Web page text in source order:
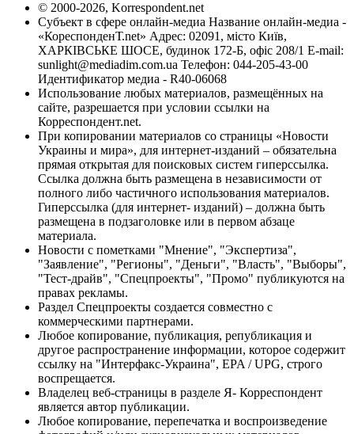
© 2000-2026, Korrespondent.net
Субъект в сфере онлайн-медиа Название онлайн-медиа -
«КореспонденТ.net» Адрес: 02091, місто Київ,
ХАРКІВСЬКЕ ШОСЕ, будинок 172-Б, офіс 208/1 E-mail:
sunlight@mediadim.com.ua Телефон: 044-205-43-00
Идентификатор медиа - R40-06068
Использование любых материалов, размещённых на
сайте, разрешается при условии ссылки на
Корреспондент.net.
При копировании материалов со страницы «Новости
Украины и мира», для интернет-изданий – обязательна
прямая открытая для поисковых систем гиперссылка.
Ссылка должна быть размещена в независимости от
полного либо частичного использования материалов.
Гиперссылка (для интернет- изданий) – должна быть
размещена в подзаголовке или в первом абзаце
материала.
Новости с пометками "Мнение", "Экспертиза",
"Заявление", "Регионы", "Деньги", "Власть", "Выборы",
"Тест-драйв", "Спецпроекты", "Промо" публикуются на
правах рекламы.
Раздел Спецпроекты создается совместно с
коммерческими партнерами.
Любое копирование, публикация, републикация и
другое распространение информации, которое содержит
ссылку на "Интерфакс-Украина", EPA / UPG, строго
воспрещается.
Владелец веб-страницы в разделе Я- Корреспондент
является автор публикации.
Любое копирование, перепечатка и воспроизведение